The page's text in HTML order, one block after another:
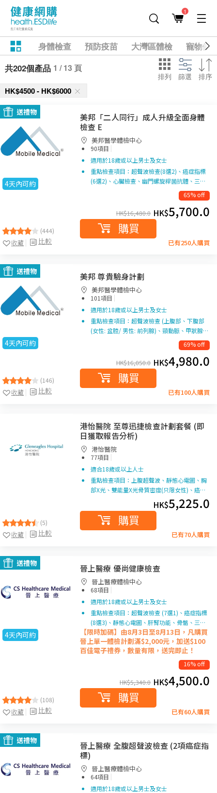
1
身體檢查 預防疫苗 大灣區體檢
寵物健
共202個產品 1 / 13 頁
排列 篩選 排序
HK$4500 - HK$6000
送禮物
4天內可約
(444)
比較
收藏
美邦「二人同行」成人升級全面身體
檢查 E
美邦醫學體檢中心
90項目 |
適用於18歲或以上男士及女士
重點檢查項目：超聲波檢查(8選2)、癌症指標
(6選2)、心臟檢查、幽門螺旋桿菌抗體、三…
65% off
HK$16,480.0 HK$5,700.0
購買
已有250人購買
送禮物
4天內可約
(146)
比較
收藏
美邦 尊貴驗身計劃
美邦醫學體檢中心
101項目 |
適用於18歲或以上男士及女士
重點檢查項目：超聲波檢查 (上腹部、下腹部
(女性: 盆腔/ 男性: 前列腺)、頸動脈、甲狀腺…
69% off
HK$16,050.0 HK$4,980.0
購買
已有100人購買
(5)
比較
收藏
港怡醫院 至尊迅捷檢查計劃套餐 (即
日獲取報告分析)
港怡醫院
77項目 |
適合18歲或以上人士
重點檢查項目：上腹超聲波、靜態心電圖、胸
部X光、雙能量X光骨質密度(只限女性)、癌…
HK$5,225.0
購買
已有70人購買
送禮物
4天內可約
(108)
比較
收藏
晉上醫療 優尚健康檢查
晉上醫療體檢中心
68項目 |
適用於18歲或以上男士及女士
重點檢查項目：超聲波檢查 (7選1)、癌症指標
(8選3)、靜態心電圖、肝腎功能、骨骼、三…
【限時加碼】由8月3日至8月13日，凡購買
晉上單一體檢計劃滿$2,000元，加送$100
百佳電子禮券，數量有限，送完即止！
16% off
HK$5,340.0 HK$4,500.0
購買
已有60人購買
送禮物
晉上醫療 全腹超聲波檢查 (2項癌症指
標)
晉上醫療體檢中心
64項目 |
適用於18歲或以上男士及女士